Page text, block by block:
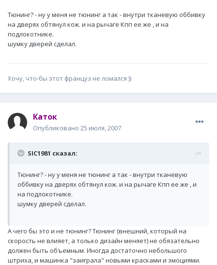
Тюнинг? - ну у меня не тюнинг а так - внутри тканевую оббивку
на дверях обтянул кож. и на рычаге Кпп ее же , и на
подлокотнике.
шумку дверей сделал.
Хочу, что-бы этот француз не ломался ))
Каток
Опубликовано 25 июля, 2007
SIC1981 сказал:
Тюнинг? - ну у меня не тюнинг а так - внутри тканевую
оббивку на дверях обтянул кож. и на рычаге Кпп ее же , и
на подлокотнике.
шумку дверей сделал.
А чего бы это и не тюнинг? Тюнинг (внешний, который на
скорость не влияет, а только дизайн меняет) не обязательно
должен быть объемным. Иногда достаточно небольшого
штриха, и машинка "заиграла" новыми красками и эмоциями.